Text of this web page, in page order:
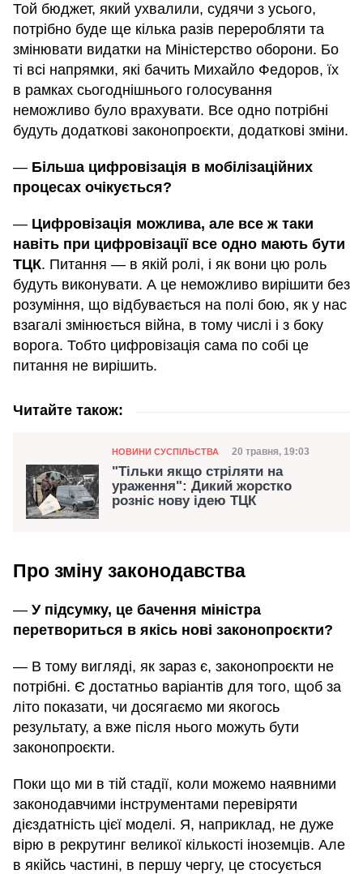
Той бюджет, який ухвалили, судячи з усього,
потрібно буде ще кілька разів переробляти та
змінювати видатки на Міністерство оборони. Бо
ті всі напрямки, які бачить Михайло Федоров, їх
в рамках сьогоднішнього голосування
неможливо було врахувати. Все одно потрібні
будуть додаткові законопроєкти, додаткові зміни.
— Більша цифровізація в мобілізаційних
процесах очікується?
— Цифровізація можлива, але все ж таки
навіть при цифровізації все одно мають бути
ТЦК. Питання — в якій ролі, і як вони цю роль
будуть виконувати. А це неможливо вирішити без
розуміння, що відбувається на полі бою, як у нас
взагалі змінюється війна, в тому числі і з боку
ворога. Тобто цифровізація сама по собі це
питання не вирішить.
Читайте також:
Категорія
НОВИНИ СУСПІЛЬСТВА Дата публікації
20 травня, 19:03
"Тільки якщо стріляти на
ураження": Дикий жорстко
розніс нову ідею ТЦК
Про зміну законодавства
— У підсумку, це бачення міністра
перетвориться в якісь нові законопроєкти?
— В тому вигляді, як зараз є, законопроєкти не
потрібні. Є достатньо варіантів для того, щоб за
літо показати, чи досягаємо ми якогось
результату, а вже після нього можуть бути
законопроєкти.
Поки що ми в тій стадії, коли можемо наявними
законодавчими інструментами перевіряти
дієздатність цієї моделі. Я, наприклад, не дуже
вірю в рекрутинг великої кількості іноземців. Але
в якійсь частині, в першу чергу, це стосується